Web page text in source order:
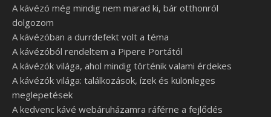
A kávézó még mindig nem marad ki, bár otthonról
dolgozom
A kávézóban a durrdefekt volt a téma
A kávézóból rendeltem a Pipere Portától
A kávézók világa, ahol mindig történik valami érdekes
A kávézók világa: találkozások, ízek és különleges
meglepetések
A kedvenc kávé webáruházamra ráférne a fejlődés